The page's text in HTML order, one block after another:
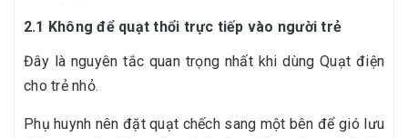
2.1 Không để quạt thổi trực tiếp vào người trẻ
Đây là nguyên tắc quan trọng nhất khi dùng Quạt điện
cho trẻ nhỏ.
Phụ huynh nên đặt quạt chếch sang một bên để gió lưu